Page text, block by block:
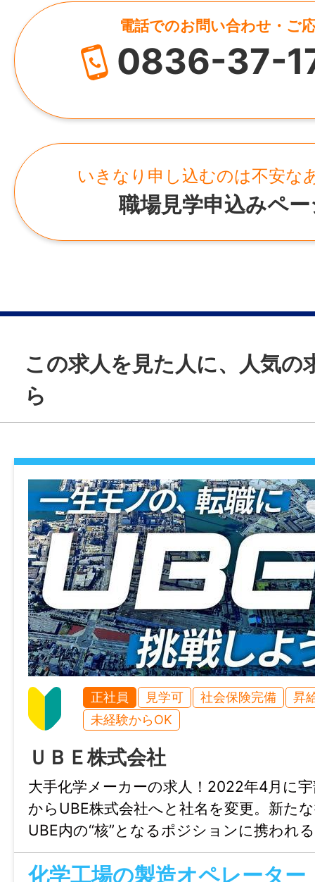
キルが身につきます。
・電話対応スキル
・基本的な事務処理スキル
・在庫管理や簡単な経理業務の知識
・お客様の状況をくみ取る対応力
・店舗運営を支えるサポート力
接客だけでなく、事務や店舗管理に近い業
ため、将来的に受付事務、一般事務、営業
われる働き方は少し不安」「接客経験を活
——————
＜職場の雰囲気＞
営業スタッフやサービスエンジニアなど、
フと連携しながら進めるお仕事です。
とがあっても周りに相談しやすい環境です
未経験の方でも、前向きに取り組める方で
お客様に明るく対応できる方、誰かをサポ
やりがいを感じる方なら、きっと活躍でき
——————
＜オススメポイント＞
● 普通⾃動⾞免許（AT限定可）があれば未
● 車の知識がなくても始められる受付のお
● 接客経験を活かして事務スキルも身につ
● 高時給1,200円でしっかり稼げる
● 残業なしでプライベートとの両立もしや
● チームで進めるので相談しやすい環境
——————
＜こんな方におすすめ＞
・人と話すことが好きな方
・明るく丁寧な対応を心がけられる方
・接客経験を活かして、受付や事務に挑戦
・未経験から新しい仕事を始めたい方
電話でのお問い合わせ・ご
0836-37-
いきなり申し込むのは不安な
職場見学申込みペ
この求人を見た人に、人気の
ら
正社員 見学可 社会保険完備
昇
未経験からOK
ＵＢＥ株式会社
大手化学メーカーの求人！2022年4月に
からUBE株式会社へと社名を変更。新た
UBE内の“核”となるポジションに携われ
す。大手企業ならではの福利厚生も魅力！